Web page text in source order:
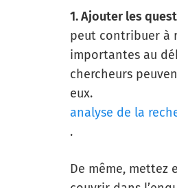
1. Ajouter les
peut contribuer à
importantes au
chercheurs
eux.
analyse de la
.
De même, mettez